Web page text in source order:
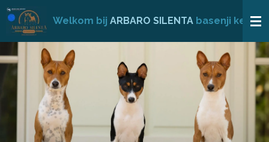
Ga
direct
de
hoofdinhoud
Welkom bij ARBARO SILENTAbasenji kennel